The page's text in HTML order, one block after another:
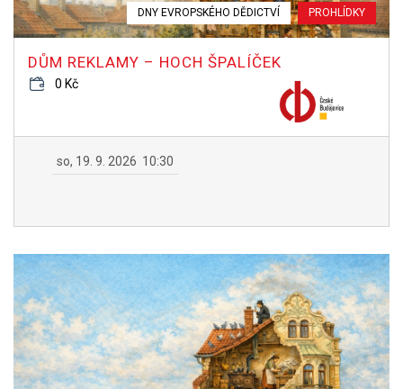
DNY EVROPSKÉHO DĚDICTVÍ PROHLÍDKY
DŮM REKLAMY – HOCH ŠPALÍČEK
0 Kč
so, 19. 9. 2026 10:30